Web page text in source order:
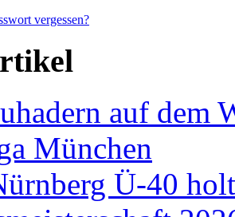
vergessen?
auf dem
München
Ü-40